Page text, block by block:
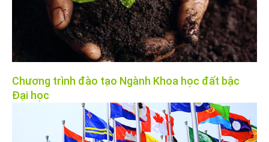
Chương trình đào tạo Ngành Khoa học đất bậc
Đại học